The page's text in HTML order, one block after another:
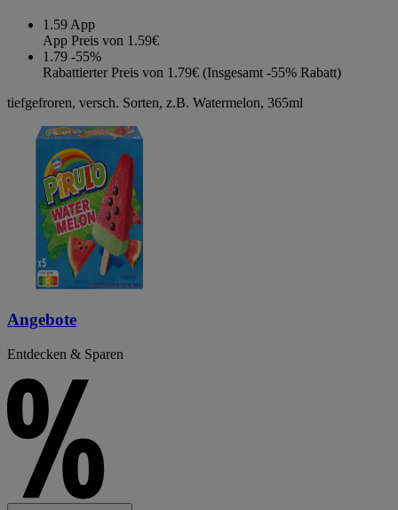
1.59 App
App Preis von 1.59€
1.79 -55%
Rabattierter Preis von 1.79€ (Insgesamt -55% Rabatt)
tiefgefroren, versch. Sorten, z.B. Watermelon, 365ml
Angebote
Entdecken & Sparen